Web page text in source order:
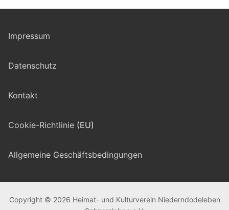
Impressum
Datenschutz
Kontakt
Cookie-Richtlinie (EU)
Allgemeine Geschäftsbedingungen
Copyright © 2026 Heimat- und Kulturverein Niederndodeleben